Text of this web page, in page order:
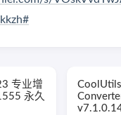
专业增
永久